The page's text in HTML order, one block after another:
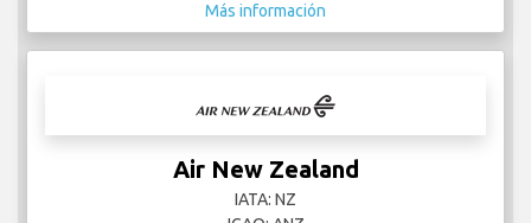
Más información
Air New Zealand
IATA: NZ